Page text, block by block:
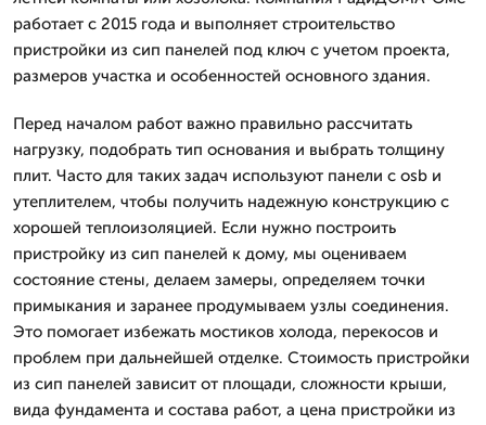
работает с 2015 года и выполняет строительство
пристройки из сип панелей под ключ с учетом проекта,
размеров участка и особенностей основного здания.
Перед началом работ важно правильно рассчитать
нагрузку, подобрать тип основания и выбрать толщину
плит. Часто для таких задач используют панели с osb и
утеплителем, чтобы получить надежную конструкцию с
хорошей теплоизоляцией. Если нужно построить
пристройку из сип панелей к дому, мы оцениваем
состояние стены, делаем замеры, определяем точки
примыкания и заранее продумываем узлы соединения.
Это помогает избежать мостиков холода, перекосов и
проблем при дальнейшей отделке. Стоимость пристройки
из сип панелей зависит от площади, сложности крыши,
вида фундамента и состава работ, а цена пристройки из